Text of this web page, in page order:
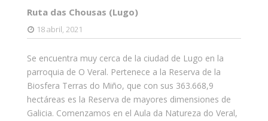
Ruta das Chousas (Lugo)
18 abril, 2021
Se encuentra muy cerca de la ciudad de Lugo en la
parroquia de O Veral. Pertenece a la Reserva de la
Biosfera Terras do Miño, que con sus 363.668,9
hectáreas es la Reserva de mayores dimensiones de
Galicia. Comenzamos en el Aula da Natureza do Veral,